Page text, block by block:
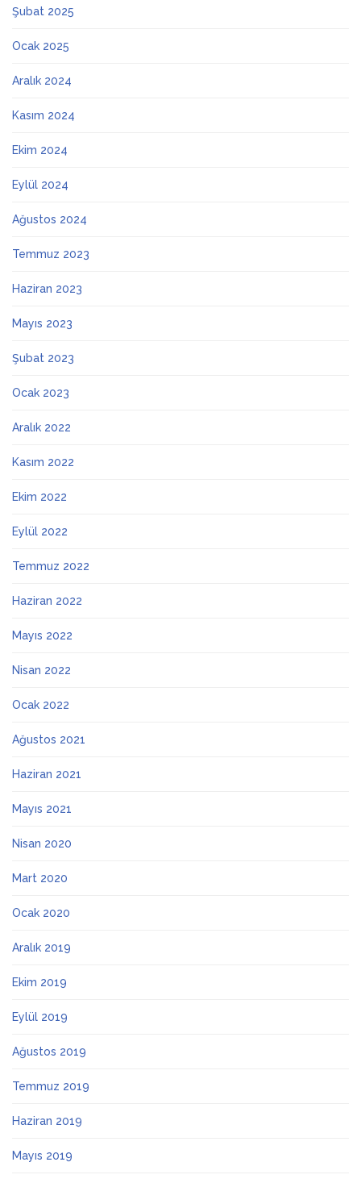
Şubat 2025
Ocak 2025
Aralık 2024
Kasım 2024
Ekim 2024
Eylül 2024
Ağustos 2024
Temmuz 2023
Haziran 2023
Mayıs 2023
Şubat 2023
Ocak 2023
Aralık 2022
Kasım 2022
Ekim 2022
Eylül 2022
Temmuz 2022
Haziran 2022
Mayıs 2022
Nisan 2022
Ocak 2022
Ağustos 2021
Haziran 2021
Mayıs 2021
Nisan 2020
Mart 2020
Ocak 2020
Aralık 2019
Ekim 2019
Eylül 2019
Ağustos 2019
Temmuz 2019
Haziran 2019
Mayıs 2019